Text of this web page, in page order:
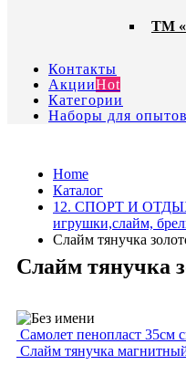
ТМ
Контакты
АкцииHot
Категории
Наборы для
Home
Каталог
12. СПОРТ И
игрушки,слайм,
Слайм тянучка
Слайм тянучка
Самолет пенопласт 35см
Слайм тянучка